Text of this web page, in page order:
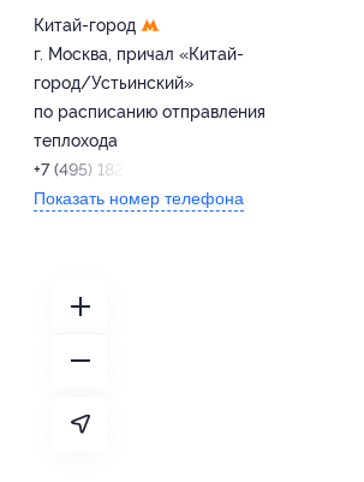
Китай-город
г. Москва, причал «Китай-
город/Устьинский»
по расписанию отправления
теплохода
+7 (495) 182-21-58
Показать номер телефона